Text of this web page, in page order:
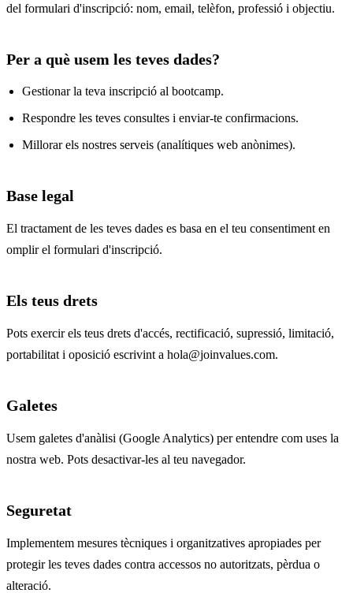
del formulari d'inscripció: nom, email, telèfon, professió i objectiu.
Per a què usem les teves dades?
Gestionar la teva inscripció al bootcamp.
Respondre les teves consultes i enviar-te confirmacions.
Millorar els nostres serveis (analítiques web anònimes).
Base legal
El tractament de les teves dades es basa en el teu consentiment en
omplir el formulari d'inscripció.
Els teus drets
Pots exercir els teus drets d'accés, rectificació, supressió, limitació,
portabilitat i oposició escrivint a hola@joinvalues.com.
Galetes
Usem galetes d'anàlisi (Google Analytics) per entendre com uses la
nostra web. Pots desactivar-les al teu navegador.
Seguretat
Implementem mesures tècniques i organitzatives apropiades per
protegir les teves dades contra accessos no autoritzats, pèrdua o
alteració.